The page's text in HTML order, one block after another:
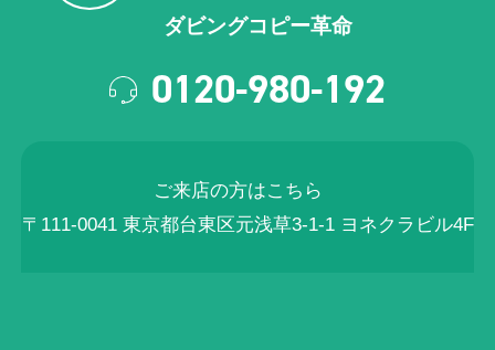
ダビングコピー革命
0120-980-192
ご来店の方はこちら
〒111-0041 東京都台東区元浅草3-1-1 ヨネクラビル4F